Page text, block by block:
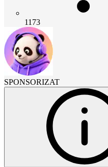
1173
SPONSORIZAT